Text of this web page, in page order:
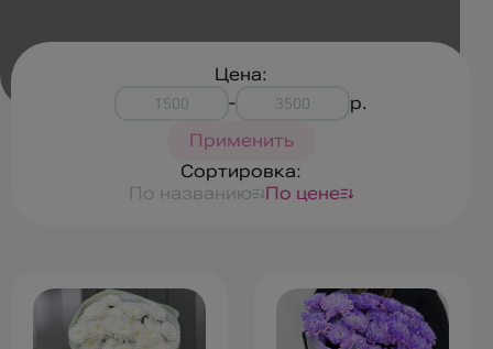
Цена:
-
р.
Применить
Сортировка:
По названию
По цене